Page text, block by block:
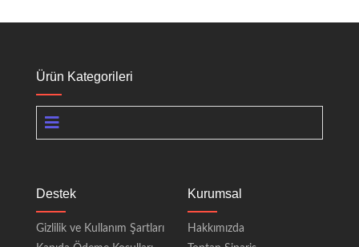
Ürün Kategorileri
Destek
Gizlilik ve Kullanım Şartları
Kurumsal
Hakkımızda